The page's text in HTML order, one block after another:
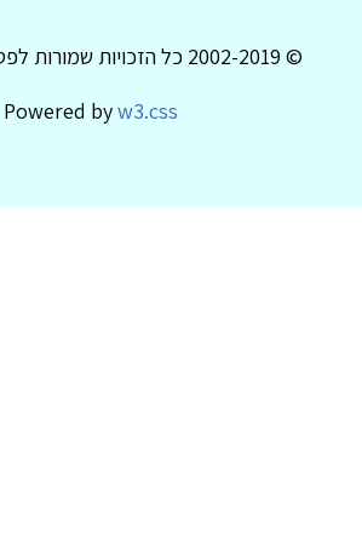
© 2002-2019 כל הזכויות שמורות לפסיכולוגיה עברית
Powered byw3.css